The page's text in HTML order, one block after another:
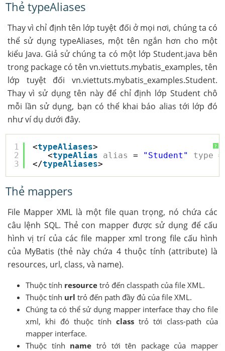
Thẻ typeAliases
Thay vì chỉ định tên lớp tuyệt đối ở mọi nơi, chúng ta có
thể sử dụng typeAliases, một tên ngắn hơn cho một
kiểu Java. Giả sử chúng ta có một lớp Student.java bên
trong package có tên vn.viettuts.mybatis_examples, tên
lớp tuyệt đối vn.viettuts.mybatis_examples.Student.
Thay vì sử dụng tên này để chỉ định lớp Student chô
mỗi lần sử dụng, bạn có thể khai báo alias tới lớp đó
như ví dụ dưới đây.
?
1
2
3
<typeAliases>
<typeAlias alias = "Student" type
</typeAliases>
Thẻ mappers
File Mapper XML là một file quan trọng, nó chứa các
câu lệnh SQL. Thẻ con mapper được sử dụng để cấu
hình vị trí của các file mapper xml trong file cấu hình
của MyBatis (thẻ này chứa 4 thuộc tính (attribute) là
resources, url, class, và name).
Thuộc tính resource trỏ đến classpath của file XML.
Thuộc tính url trỏ đến path đầy đủ của file XML.
Chúng ta có thể sử dụng mapper interface thay cho file
xml, khi đó thuộc tính classtrỏ tới class-path của
mapper interface.
Thuộc tính name trỏ tới tên package của mapper